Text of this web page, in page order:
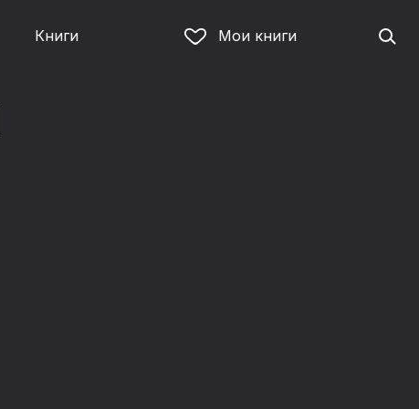
Книги Мои книги